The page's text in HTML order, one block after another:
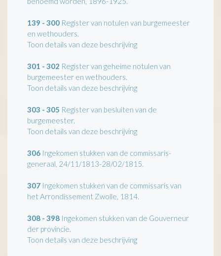
139 - 300 Register van notulen van burgemeester
en wethouders.
Toon details van deze beschrijving
301 - 302 Register van geheime notulen van
burgemeester en wethouders.
Toon details van deze beschrijving
303 - 305 Register van besluiten van de
burgemeester.
Toon details van deze beschrijving
306 Ingekomen stukken van de commissaris-
generaal, 24/11/1813-28/02/1815.
307 Ingekomen stukken van de commissaris van
het Arrondissement Zwolle, 1814.
308 - 398 Ingekomen stukken van de Gouverneur
der provincie.
Toon details van deze beschrijving